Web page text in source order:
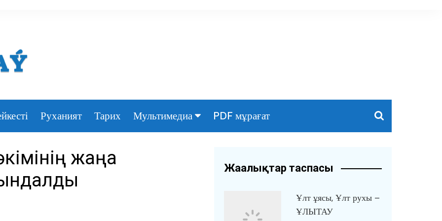
Руханият Тарих Мультимедиа PDF мұрағат
жаңа
Жаңалықтар таспасы
Ұлт ұясы, Ұлт рухы –
ҰЛЫТАУ